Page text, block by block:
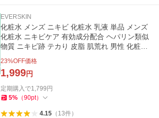
EVERSKIN
化粧水 メンズ ニキビ 化粧水 乳液 単品 メンズ
化粧水 ニキビケア 有効成分配合 ヘパリン類似
物質 ニキビ跡 テカり 皮脂 肌荒れ 男性 化粧水
150ml 乳液120ml
23%OFF価格
1,999円
定期購入で1,799 円
5% （90pt）
4.15（ 13件）